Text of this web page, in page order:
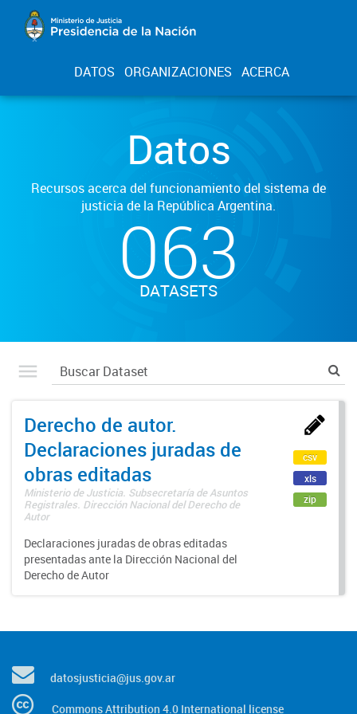
DATOS ORGANIZACIONES ACERCA
Datos
Recursos acerca del funcionamiento del sistema de
justicia de la República Argentina.
063
DATASETS
Derecho de autor.
Declaraciones juradas de
obras editadas
Ministerio de Justicia. Subsecretaría de Asuntos
Registrales. Dirección Nacional del Derecho de
Autor
Declaraciones juradas de obras editadas
presentadas ante la Dirección Nacional del
Derecho de Autor
csv
xls
zip
datosjusticia@jus.gov.ar
Commons Attribution 4.0 International license